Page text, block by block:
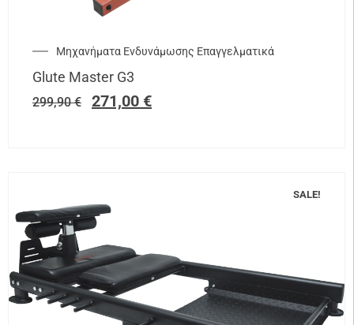
Μηχανήματα Ενδυνάμωσης Επαγγελματικά
Glute Master G3
299,90€ 271,00 €
SALE!